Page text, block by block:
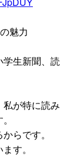
魅力
生新聞、読
が特に読み
らです。
す。